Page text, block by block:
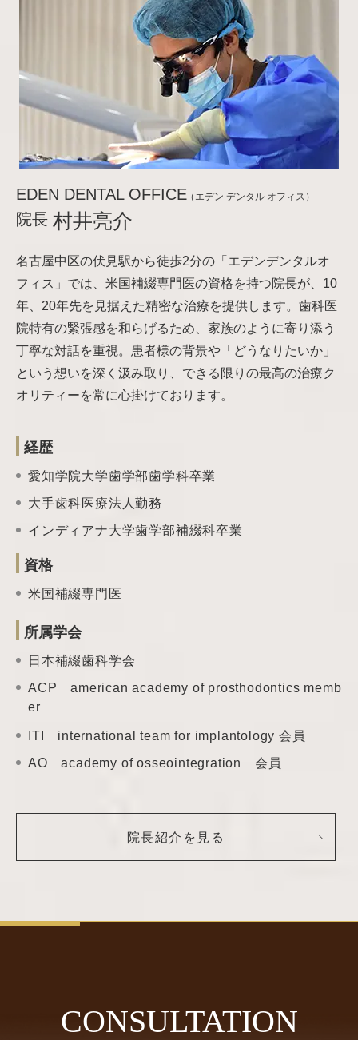
EDEN DENTAL OFFICE（エデン デンタル オフィス）
院長 村井亮介
名古屋中区の伏見駅から徒歩2分の「エデンデンタルオ
フィス」では、米国補綴専門医の資格を持つ院長が、10
年、20年先を見据えた精密な治療を提供します。歯科医
院特有の緊張感を和らげるため、家族のように寄り添う
丁寧な対話を重視。患者様の背景や「どうなりたいか」
という想いを深く汲み取り、できる限りの最高の治療ク
オリティーを常に心掛けております。
経歴
愛知学院大学歯学部歯学科卒業
大手歯科医療法人勤務
インディアナ大学歯学部補綴科卒業
資格
米国補綴専門医
所属学会
日本補綴歯科学会
ACP american academy of prosthodontics memb
er
ITI international teamfor implantology 会員
AO academy ofosseointegration 会員
院長紹介を見る
CONSULTATION